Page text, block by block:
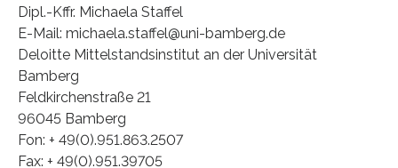
Dipl.-Kffr. Michaela Staffel
E-Mail: michaela.staffel@uni-bamberg.de
Deloitte Mittelstandsinstitut an der Universität
Bamberg
Feldkirchenstraße 21
96045 Bamberg
Fon: + 49(0).951.863.2507
Fax: + 49(0).951.39705